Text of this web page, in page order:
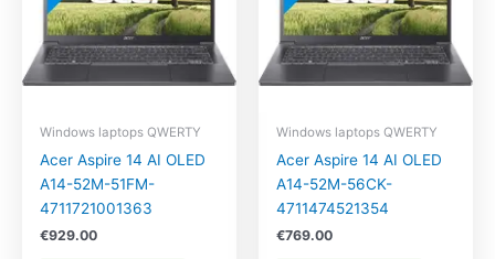
Windows laptops QWERTY
Acer Aspire 14 AI OLED
A14-52M-51FM-
4711721001363
€929.00
Windows laptops QWERTY
Acer Aspire 14 AI OLED
A14-52M-56CK-
4711474521354
€769.00